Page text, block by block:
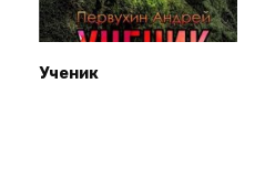
Ученик